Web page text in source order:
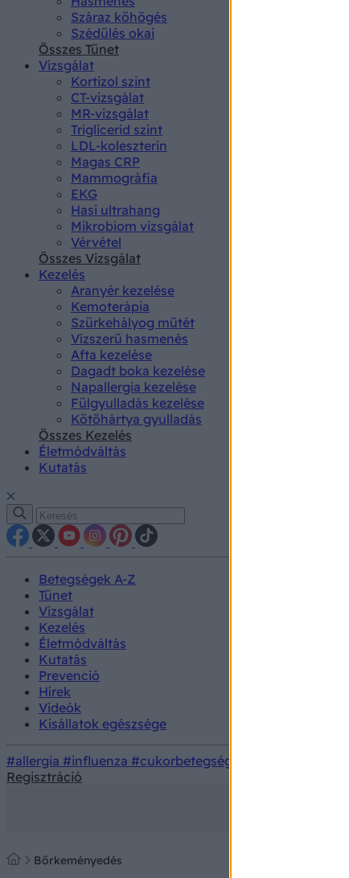
Száraz köhögés
Szédülés okai
Összes Tünet
Vizsgálat
Kortizol szint
CT-vizsgálat
MR-vizsgálat
Triglicerid szint
LDL-koleszterin
Magas CRP
Mammográfia
EKG
Hasi ultrahang
Mikrobiom vizsgálat
Vérvétel
Összes Vizsgálat
Kezelés
Aranyér kezelése
Kemoterápia
Szürkehályog műtét
Vízszerű hasmenés
Afta kezelése
Dagadt boka kezelése
Napallergia kezelése
Fülgyulladás kezelése
Kötőhártya gyulladás
Összes Kezelés
Életmódváltás
Kutatás
Betegségek A-Z
Tünet
Vizsgálat
Kezelés
Életmódváltás
Kutatás
Prevenció
Hírek
Videók
Kisállatok egészsége
#allergia #influenza #cukorbetegség
Regisztráció
Bőrkeményedés